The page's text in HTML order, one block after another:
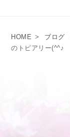
HOME > ブログ
のトピアリー(^^♪